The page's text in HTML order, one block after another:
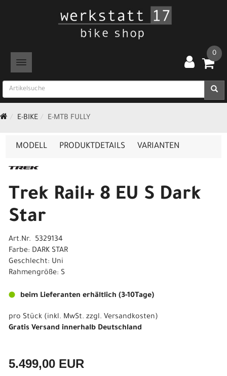
TOGGLE NAVIGATION
0
E-BIKE E-MTB FULLY
MODELL PRODUKTDETAILS VARIANTEN
Trek Rail+ 8 EU S Dark
Star
Art.Nr. 5329134
Farbe: DARK STAR
Geschlecht: Uni
Rahmengröße: S
beim Lieferanten erhältlich (3-10Tage)
pro Stück (inkl. MwSt. zzgl. Versandkosten)
Gratis Versand innerhalb Deutschland
5.499,00 EUR